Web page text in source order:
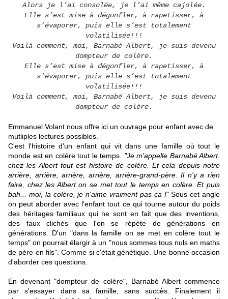
Alors je l’ai consolée, je l’ai même cajolée.
Elle s’est mise à dégonfler, à rapetisser, à
s’évaporer, puis elle s’est totalement
volatilisée!!!
Voilà comment, moi, Barnabé Albert, je suis devenu
dompteur de colère.
Elle s’est mise à dégonfler, à rapetisser, à
s’évaporer, puis elle s’est totalement
volatilisée!!!
Voilà comment, moi, Barnabé Albert, je suis devenu
dompteur de colère.
Emmanuel Volant nous offre ici un ouvrage pour enfant avec de
mutliples lectures possibles.
C'est l'histoire d'un enfant qui vit dans une famille où tout le
monde est en colère tout le temps. "Je m'appelle Barnabé Albert.
chez les Albert tout est histoire de colère. Et cela depuis notre
arrière, arrière, arrière, arrière, arrière-grand-père. Il n'y a rien
faire, chez les Albert on se met tout le temps en colère. Et puis
bah... moi, la colère, je n'aime vraiment pas ça !" Sous cet angle
on peut aborder avec l'enfant tout ce qui tourne autour du poids
des héritages familiaux qui ne sont en fait que des inventions,
des faux clichés que l'on se répète de générations en
générations. D'un "dans la famille on se met en colère tout le
temps" on pourrait élargir à un "nous sommes tous nuls en maths
de père en fils". Comme si c'était génétique. Une bonne occasion
d'aborder ces questions.
En devenant "dompteur de colère", Barnabé Albert commence
par s'essayer dans sa famille, sans succès. Finalement il